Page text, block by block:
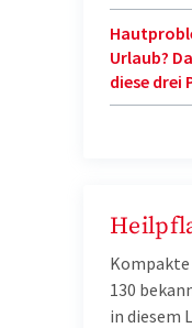
Urlaub?
diese drei
130
in diesem